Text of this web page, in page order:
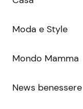
Moda e Style
Mondo Mamma
News benessere